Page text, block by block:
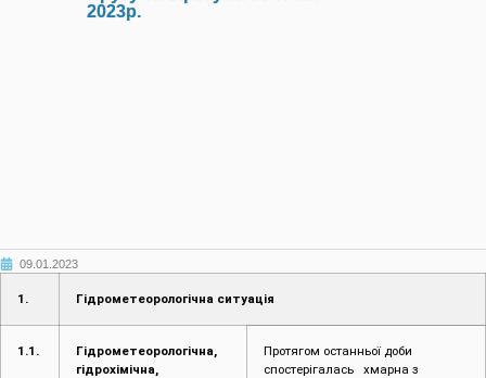
2023р.
09.01.2023
1. Гідрометеорологічна ситуація
1.1.
Гідрометеорологічна,
гідрохімічна,
Протягом останньої доби
спостерігалась хмарна з